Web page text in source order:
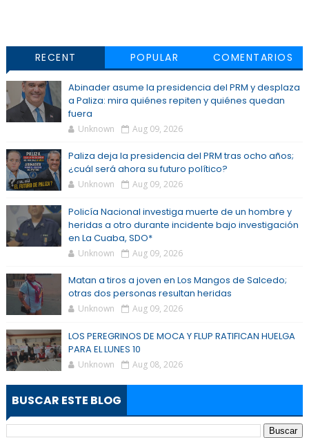
RECENT POPULAR COMENTARIOS
Abinader asume la presidencia del PRM y desplaza
a Paliza: mira quiénes repiten y quiénes quedan
fuera
Unknown Aug 09, 2026
Paliza deja la presidencia del PRM tras ocho años;
¿cuál será ahora su futuro político?
Unknown Aug 09, 2026
Policía Nacional investiga muerte de un hombre y
heridas a otro durante incidente bajo investigación
en La Cuaba, SDO*
Unknown Aug 09, 2026
Matan a tiros a joven en Los Mangos de Salcedo;
otras dos personas resultan heridas
Unknown Aug 09, 2026
LOS PEREGRINOS DE MOCA Y FLUP RATIFICAN HUELGA
PARA EL LUNES 10
Unknown Aug 08, 2026
BUSCAR ESTE BLOG